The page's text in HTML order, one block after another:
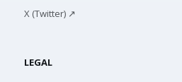
X (Twitter) ↗
LEGAL